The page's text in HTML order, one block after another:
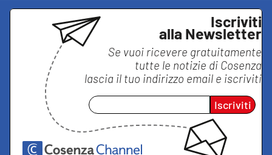
Iscriviti
alla Newsletter
Se vuoi ricevere gratuitamente
tutte le notizie di Cosenza
lascia il tuo indirizzo email e iscriviti
Iscriviti